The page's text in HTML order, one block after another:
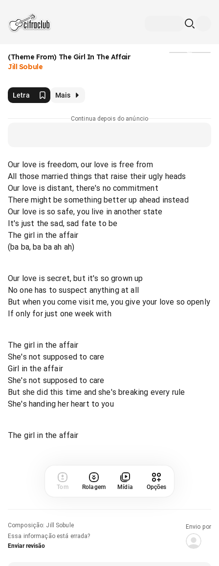
(Theme From) The Girl In The Affair
Jill Sobule
Letra Mais
Continua depois do anúncio
Our love is freedom, our love is free from
All those married things that raise their ugly heads
Our love is distant, there's no commitment
There might be something better up ahead instead
Our love is so safe, you live in another state
It's just the sad, sad fate to be
The girl in the affair
(ba ba, ba ba ah ah)
Our love is secret, but it's so grown up
No one has to suspect anything at all
But when you come visit me, you give your love so openly
If only for just one week with
The girl in the affair
She's not supposed to care
Girl in the affair
She's not supposed to care
But she did this time and she's breaking every rule
She's handing her heart to you
The girl in the affair
Tom Rolagem Mídia Opções
Composição: Jill Sobule
Essa informação está errada?
Enviar revisão
Envio por